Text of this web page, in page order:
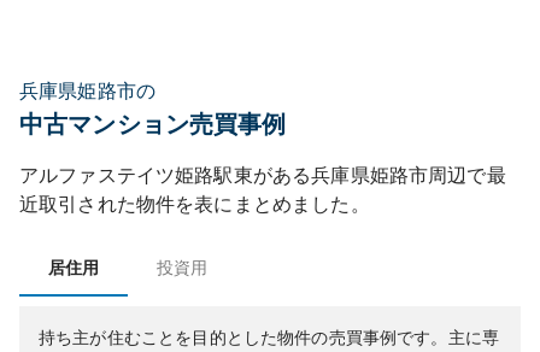
兵庫県姫路市の
中古マンション売買事例
アルファステイツ姫路駅東がある兵庫県姫路市周辺で最
近取引された物件を表にまとめました。
居住用 投資用
持ち主が住むことを目的とした物件の売買事例です。 主に専